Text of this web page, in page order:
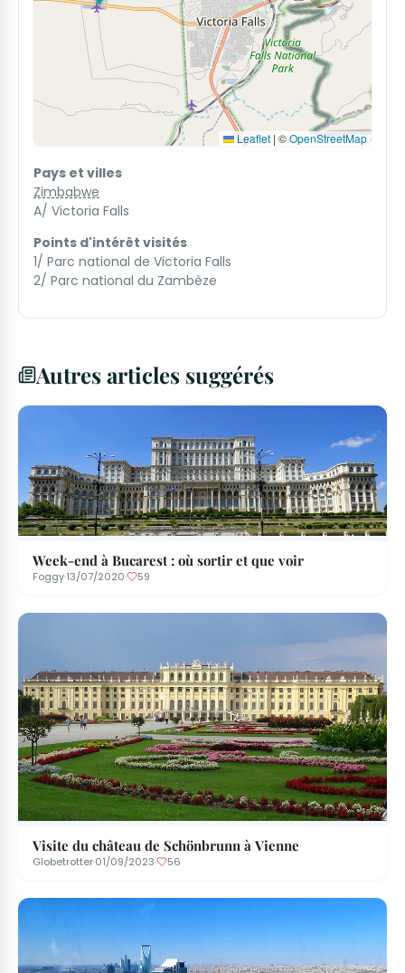
Leaflet | ©OpenStreetMap
Pays et villes
Zimbabwe
A/ Victoria Falls
Points d'intérêt visités
1/ Parc national de Victoria Falls
2/ Parc national du Zambèze
Autres articles suggérés
Week-end à Bucarest : où sortir et que voir
Foggy·13/07/2020· 59
Visite du château de Schönbrunn à Vienne
Globetrotter·01/09/2023· 56